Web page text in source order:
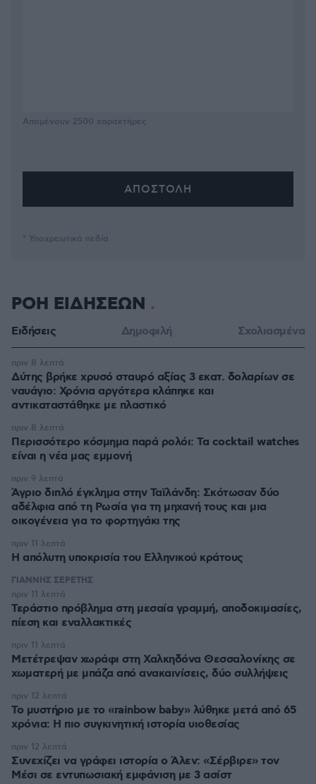
Απομένουν 2500 χαρακτήρες
* Υποχρεωτικά πεδία
ΡΟΗ ΕΙΔΗΣΕΩΝ
Ειδήσεις Δημοφιλή Σχολιασμένα
Δύτης βρήκε χρυσό σταυρό αξίας 3 εκατ. δολαρίων σε
ναυάγιο: Χρόνια αργότερα κλάπηκε και
αντικαταστάθηκε με πλαστικό
πριν 8 λεπτά
Περισσότερο κόσμημα παρά ρολόι: Τα cocktail watches
είναι η νέα μας εμμονή
πριν 8 λεπτά
Άγριο διπλό έγκλημα στην Ταϊλάνδη: Σκότωσαν δύο
αδέλφια από τη Ρωσία για τη μηχανή τους και μια
οικογένεια για το φορτηγάκι της
πριν 9 λεπτά
Η απόλυτη υποκρισία του Ελληνικού κράτους
πριν 11 λεπτά
ΓΙΑΝΝΗΣ ΣΕΡΕΤΗΣ
Τεράστιο πρόβλημα στη μεσαία γραμμή, αποδοκιμασίες,
πίεση και εναλλακτικές
πριν 11 λεπτά
Μετέτρεψαν χωράφι στη Χαλκηδόνα Θεσσαλονίκης σε
χωματερή με μπάζα από ανακαινίσεις, δύο συλλήψεις
πριν 11 λεπτά
Το μυστήριο με το «rainbow baby» λύθηκε μετά από 65
χρόνια: Η πιο συγκινητική ιστορία υιοθεσίας
πριν 12 λεπτά
Συνεχίζει να γράφει ιστορία ο Άλεν: «Σέρβιρε» τον
Μέσι σε εντυπωσιακή εμφάνιση με 3 ασίστ
πριν 12 λεπτά